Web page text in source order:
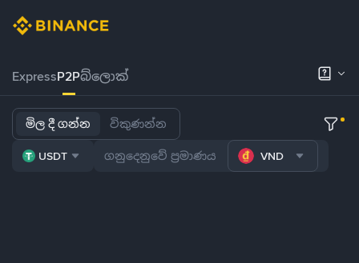
ExpressP2Pබ්ලොක්
මිල දී ගන්න විකුණන්න
USDT VND